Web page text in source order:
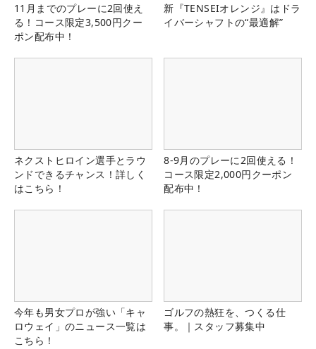
11月までのプレーに2回使え
る！コース限定3,500円クー
ポン配布中！
新『TENSEIオレンジ』はドラ
イバーシャフトの“最適解”
ネクストヒロイン選手とラウ
ンドできるチャンス！詳しく
はこちら！
8-9月のプレーに2回使える！
コース限定2,000円クーポン
配布中！
今年も男女プロが強い「キャ
ロウェイ」のニュース一覧は
こちら！
ゴルフの熱狂を、つくる仕
事。｜スタッフ募集中